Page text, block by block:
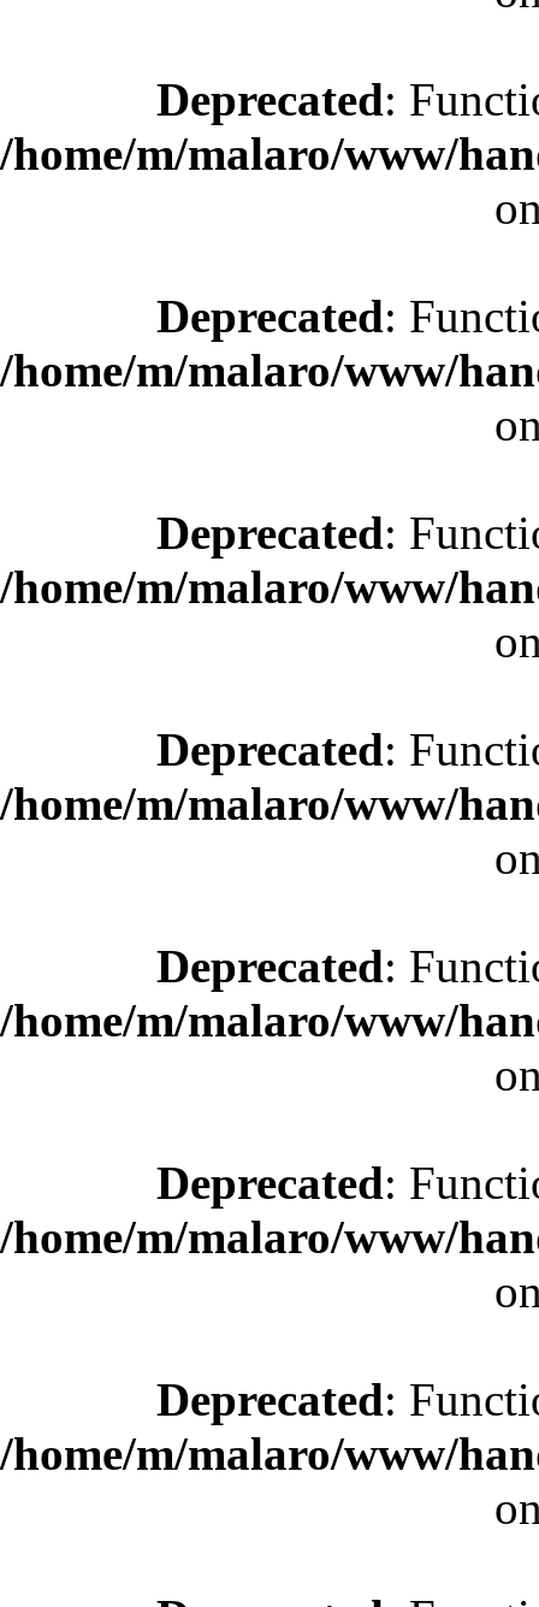
Deprecated:
/home/m/malaro/www/
Deprecated:
/home/m/malaro/www/
Deprecated:
/home/m/malaro/www/
Deprecated:
/home/m/malaro/www/
Deprecated:
/home/m/malaro/www/
Deprecated:
/home/m/malaro/www/
Deprecated:
/home/m/malaro/www/